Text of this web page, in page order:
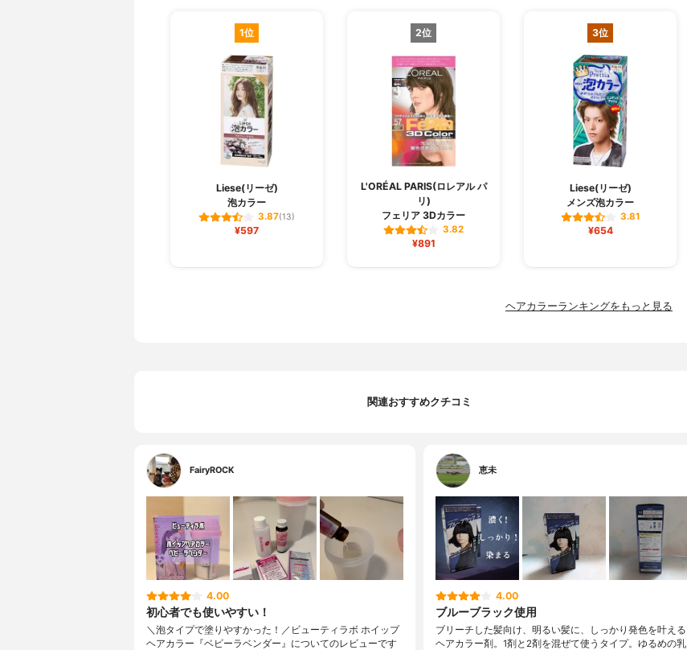
1位
Liese(リーゼ)
泡カラー
3.87(13)
¥597
2位
L'ORÉAL PARIS(ロレアル パ
リ)
フェリア 3Dカラー
3.82
¥891
3位
Liese(リーゼ)
メンズ泡カラー
3.81
¥654
ヘアカラーランキングをもっと見る
関連おすすめクチコミ
FairyROCK
4.00
初心者でも使いやすい！
＼泡タイプで塗りやすかった！／ビューティラボ ホイップ
ヘアカラー『ベビーラベンダー』についてのレビューです
恵未
4.00
ブルーブラック使用
ブリーチした髪向け、明るい髪に、しっかり発色を叶える
ヘアカラー剤。1剤と2剤を混ぜて使うタイプ。ゆるめの乳